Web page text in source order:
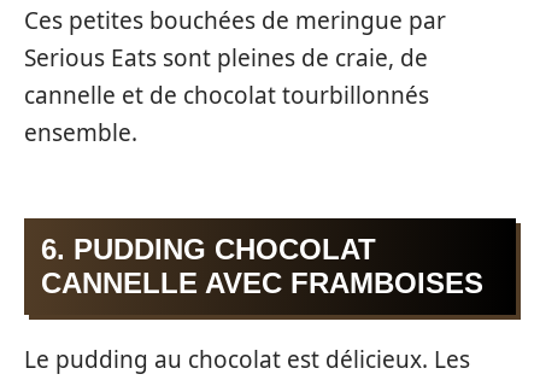
Ces petites bouchées de meringue par
Serious Eats sont pleines de craie, de
cannelle et de chocolat tourbillonnés
ensemble.
6. PUDDING CHOCOLAT
CANNELLE AVEC FRAMBOISES
Le pudding au chocolat est délicieux. Les